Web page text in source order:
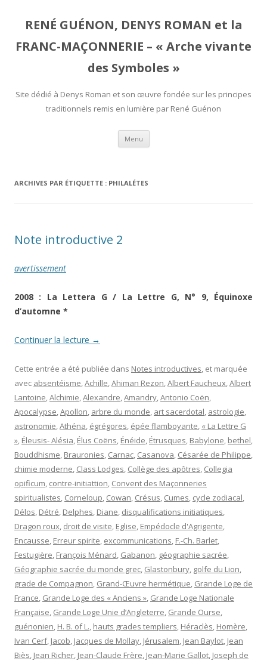
RENÉ GUÉNON, DENYS ROMAN et la
FRANC-MAÇONNERIE – « Arche vivante
des Symboles »
Site dédié à Denys Roman et son œuvre fondée sur les principes
traditionnels remis en lumière par René Guénon
Menu Aller
contenu
ARCHIVES PAR ÉTIQUETTE : PHILALÉTES
Note introductive 2
avertissement
2008 : La Lettera G / La Lettre G, N° 9, Équinoxe
d’automne *
Continuer la lecture →
Cette entrée a été publiée dans Notes introductives, et marquée
avec absentéisme,Achille,Ahiman Rezon,Albert Faucheux,Albert
Lantoine,Alchimie,Alexandre,Amandry,Antonio Coën,
Apocalypse,Apollon, arbre du monde, art sacerdotal, astrologie,
astronomie,Athéna, égrégores, épée flamboyante, « La Lettre G
», Éleusis- Alésia, Élus Coëns, Énéide, Étrusques, Babylone, bethel,
Bouddhisme, Brauronies, Carnac, Casanova, Césarée de Philippe,
chimie moderne, Class Lodges, Collège des apôtres, Collegia
opificum, contre-initiattion, Convent des Maçonneries
spiritualistes, Corneloup, Cowan, Crésus, Cumes, cycle zodiacal,
Délos, Détré, Delphes, Diane, disqualifications initiatiques,
Dragon roux, droit de visite, Eglise, Empédocle d'Agrigente,
Encausse, Erreur spirite, excommunications, F.-Ch. Barlet,
Festugière, François Ménard, Gabanon, géographie sacrée,
Géographie sacrée du monde grec, Glastonbury, golfe du Lion,
grade de Compagnon, Grand-Œuvre hermétique, Grande Loge de
France, Grande Loge des « Anciens », Grande Loge Nationale
Française, Grande Loge Unie d’Angleterre, Grande Ourse,
guénonien, H. B. of L., hauts grades templiers, Héraclès, Homère,
Ivan Cerf, Jacob, Jacques de Mollay, Jérusalem, Jean Baylot, Jean
Biès, Jean Richer, Jean-Claude Frère, Jean-Marie Gallot, Joseph de